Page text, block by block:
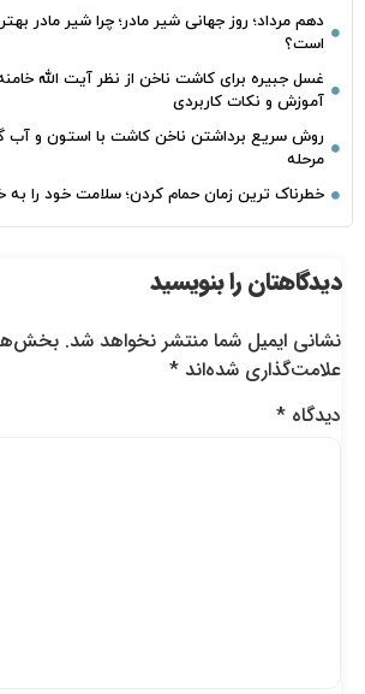
دهم مرداد؛ روز جهانی شیر مادر؛ چرا شیر مادر
است؟
غسل جبیره برای کاشت ناخن از نظر آیت الله خامنه
آموزش و نکات کاربردی
روش سریع برداشتن ناخن کاشت با استون و آب
مرحله
خطرناک‌ ترین زمان‌ حمام کردن؛ سلامت خود را به خطر
دیدگاهتان را بنویسید
نشانی ایمیل شما منتشر نخواهد شد. بخش‌های
علامت‌گذاری شده‌اند*
دیدگاه*